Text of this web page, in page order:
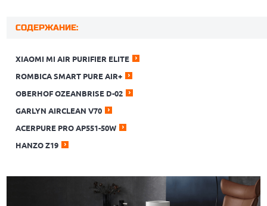
СОДЕРЖАНИЕ:
XIAOMI MI AIR PURIFIER ELITE
ROMBICA SMART PURE AIR+
OBERHOF OZEANBRISE D-02
GARLYN AIRCLEAN V70
ACERPURE PRO AP551-50W
HANZO Z19